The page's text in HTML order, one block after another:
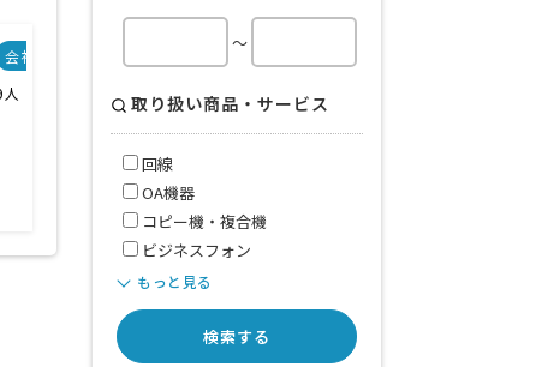
会社規模
人
回線
OA機器
コピー機・複合機
ビジネスフォン
オフィス移転
オフィスセキュリティ
～
取り扱い商品・サービス
回線
OA機器
コピー機・複合機
ビジネスフォン
もっと見る
検索する